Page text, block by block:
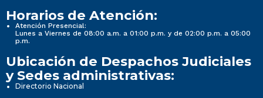
Horarios de Atención:
Atención Presencial:
Lunes a Viernes de 08:00 a.m. a 01:00 p.m. y de 02:00 p.m. a 05:00
p.m.
Ubicación de Despachos Judiciales
y Sedes administrativas:
Directorio Nacional